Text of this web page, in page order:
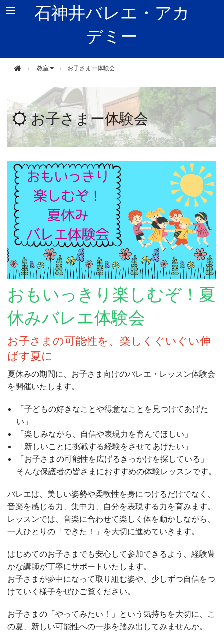
石神井バレエ・アカ
デミー
東京都練馬区石神井町2-1-2
教室 お子さまー体験会
お子さまー体験会
おもいっきり楽しむぞ！ 夏
休みバレエ体験会
お子さまの可能性を、楽しくぐいぐい伸
ばす夏に
夏休みの期間に、お子さま向けのバレエ・レッスン体験会
を開催いたします。
「子どもの好きなことや得意なことを見つけてあげた
い」
「楽しみながら、自信や表現力を育んでほしい」
「新しいことに挑戦する経験をさせてあげたい」
「お子さまの可能性を広げるきっかけを探している」
そんな保護者の皆さまにおすすめの体験レッスンです。
バレエは、美しい姿勢や柔軟性を身につけるだけでなく、
音楽を感じる力、集中力、自分を表現する力を育みます。
レッスンでは、音楽に合わせて楽しく体を動かしながら、
一人ひとりの「できた！」を大切に進めていきます。
はじめてのお子さまでも安心して参加できるよう、経験豊
かな講師が丁寧にサポートいたします。
お子さまが夢中になって取り組む姿や、少しずつ自信をつ
けていく様子をぜひご覧ください。
お子さまの「やってみたい！」という気持ちを大切に、こ
の夏、新しい可能性への一歩を踏み出してみませんか。